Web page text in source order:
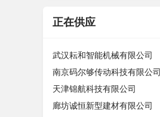
正在供应
武汉耘和智能机械有限公司
南京码尔够传动科技有限公司
天津锦航科技有限公司
廊坊诚恒新型建材有限公司